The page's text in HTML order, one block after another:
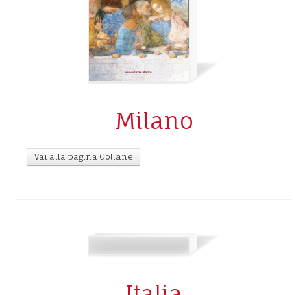
Milano
Vai alla pagina Collane